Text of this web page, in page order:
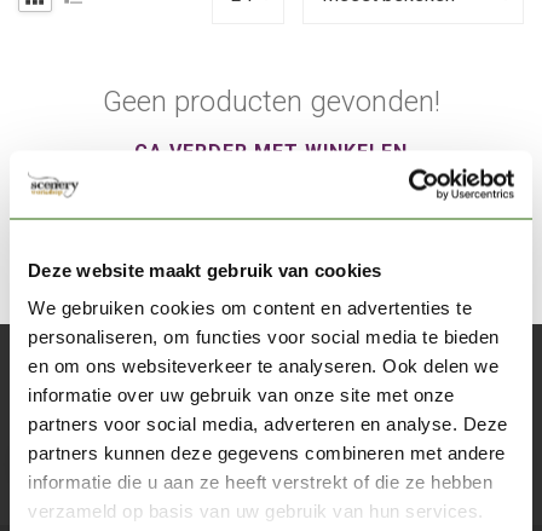
Deze website maakt gebruik van cookies
We gebruiken cookies om content en advertenties te
personaliseren, om functies voor social media te bieden
en om ons websiteverkeer te analyseren. Ook delen we
informatie over uw gebruik van onze site met onze
partners voor social media, adverteren en analyse. Deze
partners kunnen deze gegevens combineren met andere
informatie die u aan ze heeft verstrekt of die ze hebben
verzameld op basis van uw gebruik van hun services.
Geen producten gevonden!
GA VERDER MET WINKELEN
Abonneer je op onze nieuwsbrief
Blijf op de hoogte over onze laatste acties